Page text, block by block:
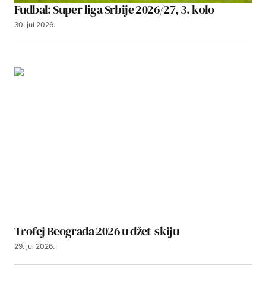
Fudbal: Super liga Srbije 2026/27, 3. kolo
30. jul 2026.
Trofej Beograda 2026 u džet-skiju
29. jul 2026.